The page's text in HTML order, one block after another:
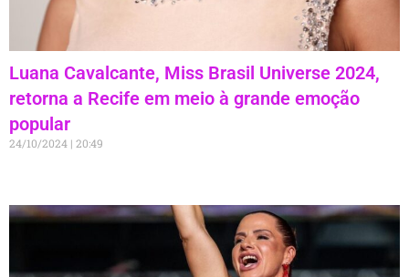
Luana Cavalcante, Miss Brasil Universe 2024,
retorna a Recife em meio à grande emoção
popular
24/10/2024 20:49